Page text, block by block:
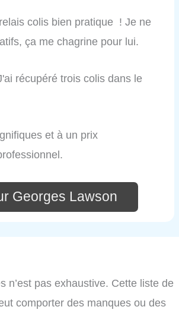
colis bien pratique ! Je ne
ça me chagrine pour lui.
récupéré trois colis dans le
et à un prix
Georges Lawson
n’est pas exhaustive. Cette liste de
comporter des manques ou des